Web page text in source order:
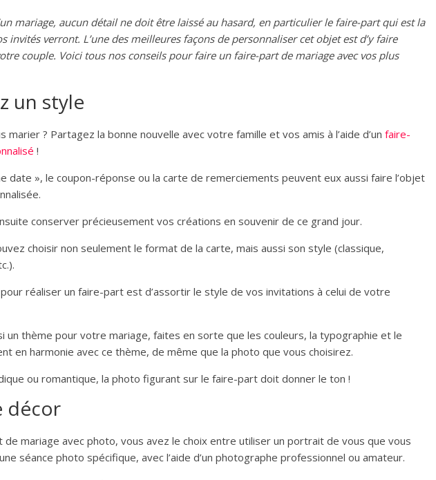
mariage, aucun détail ne doit être laissé au hasard, en particulier le faire-part qui est la
invités verront. L’une des meilleures façons de personnaliser cet objet est d’y faire
couple. Voici tous nos conseils pour faire un faire-part de mariage avec vos plus
un style
marier ? Partagez la bonne nouvelle avec votre famille et vos amis à l’aide d’un faire-
!
date », le coupon-réponse ou la carte de remerciements peuvent eux aussi faire l’objet
conserver précieusement vos créations en souvenir de ce grand jour.
choisir non seulement le format de la carte, mais aussi son style (classique,
réaliser un faire-part est d’assortir le style de vos invitations à celui de votre
un thème pour votre mariage, faites en sorte que les couleurs, la typographie et le
en harmonie avec ce thème, de même que la photo que vous choisirez.
ou romantique, la photo figurant sur le faire-part doit donner le ton !
décor
de mariage avec photo, vous avez le choix entre utiliser un portrait de vous que vous
séance photo spécifique, avec l’aide d’un photographe professionnel ou amateur.